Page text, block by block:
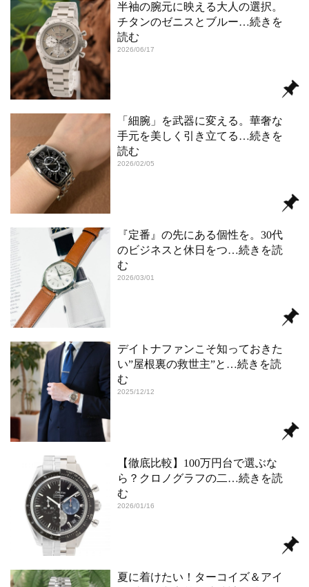
半袖の腕元に映える大人の選択。
チタンのゼニスとブルー…続きを
読む
2026/06/17
「細腕」を武器に変える。華奢な
手元を美しく引き立てる …続きを
読む
2026/02/05
『定番』の先にある個性を。30代
のビジネスと休日をつ…続きを読
む
2026/03/01
デイトナファンこそ知っておきた
い”屋根裏の救世主”と …続きを読
む
2025/12/12
【徹底比較】100万円台で選ぶな
ら？クロノグラフの二 …続きを読
む
2026/01/16
夏に着けたい！ターコイズ＆アイ